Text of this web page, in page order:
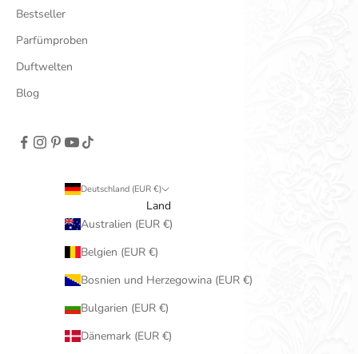
Bestseller
Parfümproben
Duftwelten
Blog
Deutschland (EUR €)
Land
Australien (EUR €)
Belgien (EUR €)
Bosnien und Herzegowina (EUR €)
Bulgarien (EUR €)
Dänemark (EUR €)